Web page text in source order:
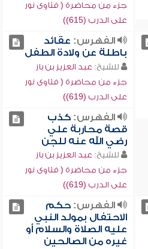
جزء من محاضرة ( فتاوى نور
على الدرب (615))
الفهرس: عقائد
باطلة عن ولادة الطفل
للشيخ: عبد العزيز بن باز
جزء من محاضرة ( فتاوى نور
على الدرب (619))
الفهرس:كذب
قصة محاربة علي
رضي الله عنه للجن
للشيخ: عبد العزيز بن باز
جزء من محاضرة ( فتاوى نور
على الدرب (619))
الفهرس:حكم
الاحتفال بمولد النبي
عليه الصلاة والسلام أو
غيره من الصالحين